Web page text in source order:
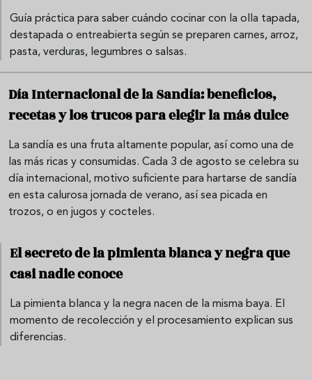
Guía práctica para saber cuándo cocinar con la olla tapada,
destapada o entreabierta según se preparen carnes, arroz,
pasta, verduras, legumbres o salsas.
Día Internacional de la Sandía: beneficios,
recetas y los trucos para elegir la más dulce
La sandía es una fruta altamente popular, así como una de
las más ricas y consumidas. Cada 3 de agosto se celebra su
día internacional, motivo suficiente para hartarse de sandía
en esta calurosa jornada de verano, así sea picada en
trozos, o en jugos y cocteles.
El secreto de la pimienta blanca y negra que
casi nadie conoce
La pimienta blanca y la negra nacen de la misma baya. El
momento de recolección y el procesamiento explican sus
diferencias.